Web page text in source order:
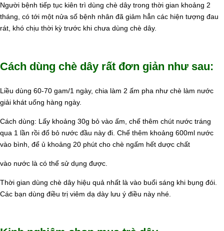
Người bệnh tiếp tục kiên trì dùng chè dây trong thời gian khoảng 2
tháng, có tới một nửa số bệnh nhân đã giảm hẳn các hiện tượng đau
rát, khó chịu thời kỳ trước khi chưa dùng chè dây.
Cách dùng chè dây rất đơn giản như sau:
Liều dùng 60-70 gam/1 ngày, chia làm 2 ấm pha như chè làm nước
giải khát uống hàng ngày.
Cách dùng: Lấy khoảng 30g bỏ vào ấm, chế thêm chút nước tráng
qua 1 lần rồi đổ bỏ nước đầu này đi. Chế thêm khoảng 600ml nước
vào bình, để ủ khoảng 20 phút cho chè ngấm hết dược chất
vào nước là có thể sử dụng được.
Thời gian dùng chè dây hiệu quả nhất là vào buổi sáng khi bụng đói.
Các bạn dùng điều trị viêm dạ dày lưu ý điều này nhé.